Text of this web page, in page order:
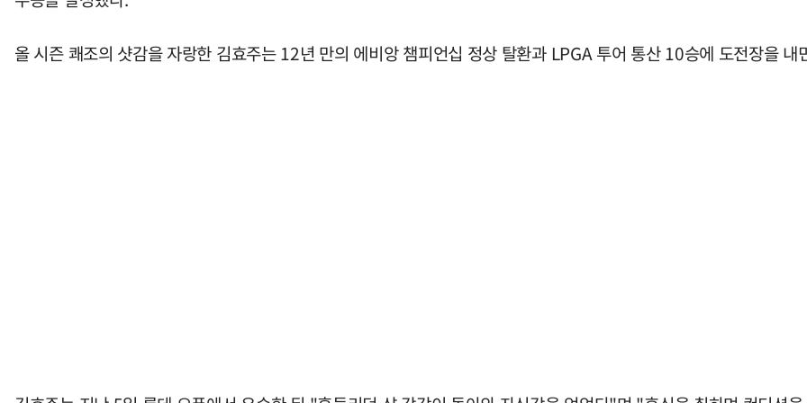
올 시즌 쾌조의 샷감을 자랑한 김효주는 12년 만의 에비앙 챔피언십 정상 탈환과 LPGA 투어 통산 10승에 도전장을 내